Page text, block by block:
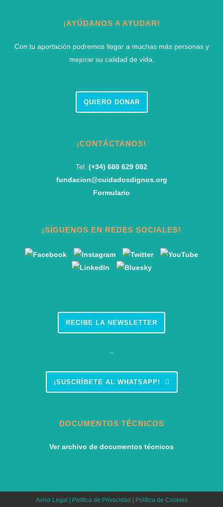
¡AYÚDANOS A AYUDAR!
Con tu aportación podremos llegar a muchas más personas y
mejorar su calidad de vida.
QUIERO DONAR
¡CONTÁCTANOS!
Tel. (+34) 688 629 082
fundacion@cuidadosdignos.org
Formulario
¡SÍGUENOS EN REDES SOCIALES!
RECIBE LA NEWSLETTER
–
¡SUSCRÍBETE AL WHATSAPP!
DOCUMENTOS TÉCNICOS
Ver archivo de documentos técnicos
Aviso Legal Política de Privacidad Política de Cookies